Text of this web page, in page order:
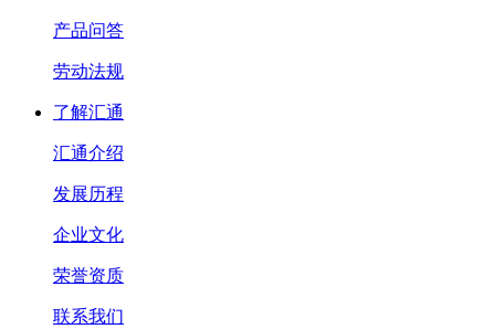
产品问答
劳动法规
了解汇通
汇通介绍
发展历程
企业文化
荣誉资质
联系我们